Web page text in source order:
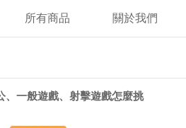
所有商品 關於我們
、一般遊戲、射擊遊戲怎麼挑